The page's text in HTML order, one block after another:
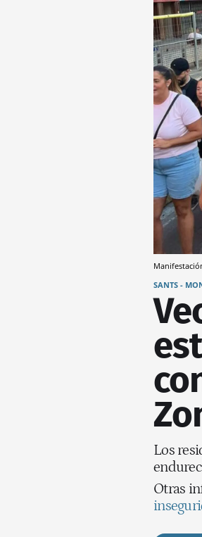
SANTS -
Los
Otras